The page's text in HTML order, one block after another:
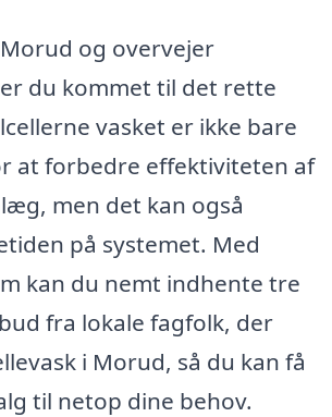
og overvejer
du kommet til det rette
vasket er ikke bare
at forbedre effektiviteten af
men det kan også
på systemet. Med
kan du nemt indhente tre
fra lokale fagfolk, der
i Morud, så du kan få
til netop dine behov.